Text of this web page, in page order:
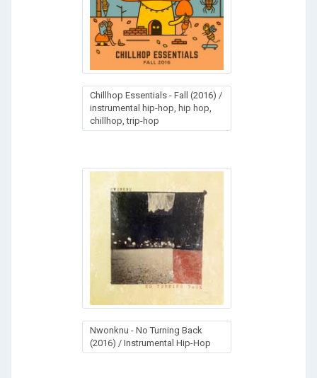
Chillhop Essentials - Fall (2016) /
instrumental hip-hop, hip hop,
chillhop, trip-hop
Nwonknu - No Turning Back
(2016) / Instrumental Hip-Hop